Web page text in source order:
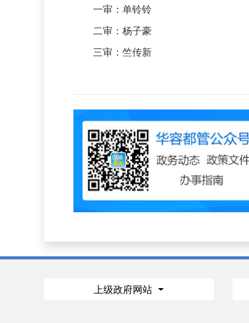
一审：单铃铃
二审：杨子豪
三审：竺传新
上级政府网站